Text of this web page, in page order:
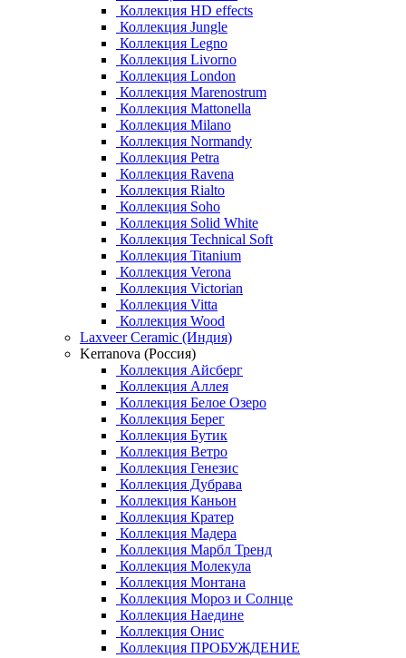
Коллекция HD effects
Коллекция Jungle
Коллекция Legno
Коллекция Livorno
Коллекция London
Коллекция Marenostrum
Коллекция Mattonella
Коллекция Milano
Коллекция Normandy
Коллекция Petra
Коллекция Ravena
Коллекция Rialto
Коллекция Soho
Коллекция Solid White
Коллекция Technical Soft
Коллекция Titanium
Коллекция Verona
Коллекция Victorian
Коллекция Vitta
Коллекция Wood
Laxveer Ceramic (Индия)
Kerranova (Россия)
Коллекция Айсберг
Коллекция Аллея
Коллекция Белое Озеро
Коллекция Берег
Коллекция Бутик
Коллекция Ветро
Коллекция Генезис
Коллекция Дубрава
Коллекция Каньон
Коллекция Кратер
Коллекция Мадера
Коллекция Марбл Тренд
Коллекция Молекула
Коллекция Монтана
Коллекция Мороз и Солнце
Коллекция Наедине
Коллекция Онис
Коллекция ПРОБУЖДЕНИЕ